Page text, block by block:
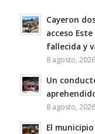
Cayeron
acceso
fallecida y
8 agosto,
Un
8 agosto,
El